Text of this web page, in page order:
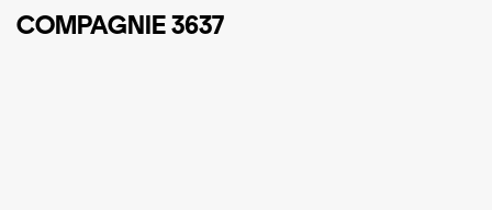
COMPAGNIE 3637